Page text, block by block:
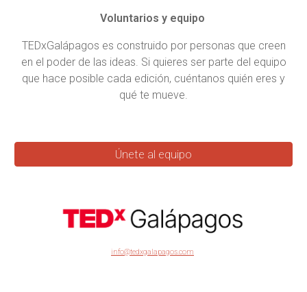
Voluntarios y equipo
TEDxGalápagos es construido por personas que creen
en el poder de las ideas. Si quieres ser parte del equipo
que hace posible cada edición, cuéntanos quién eres y
qué te mueve.
Únete al equipo
info@tedxgalapagos.com